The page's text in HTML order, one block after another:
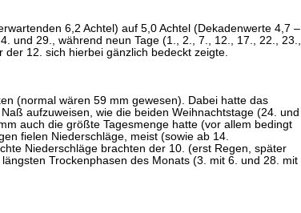
6,2 Achtel) auf 5,0 Achtel (Dekadenwerte 4,7 –
und 29., während neun Tage (1., 2., 7., 12., 17., 22., 23.,
12. sich hierbei gänzlich bedeckt zeigte.
(normal wären 59 mm gewesen). Dabei hatte das
aufzuweisen, wie die beiden Weihnachtstage (24. und
auch die größte Tagesmenge hatte (vor allem bedingt
fielen Niederschläge, meist (sowie ab 14.
Niederschläge brachten der 10. (erst Regen, später
Trockenphasen des Monats (3. mit 6. und 28. mit